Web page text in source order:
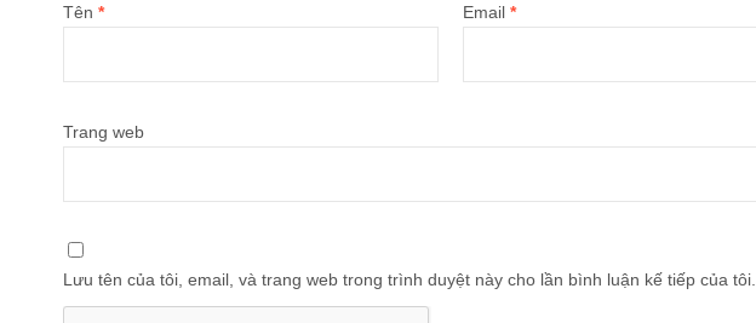
Tên * Email *
Trang web
Lưu tên của tôi, email, và trang web trong trình duyệt này cho lần bình luận kế tiếp của tôi.